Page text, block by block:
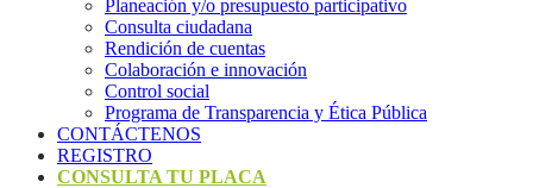
Planeación y/o presupuesto participativo​
Consulta ciudadana
Rendición de cuentas
Colaboración e innovación
Control social
Programa de Transparencia y Ética Pública
CONTÁCTENOS
REGISTRO
CONSULTA TU PLACA